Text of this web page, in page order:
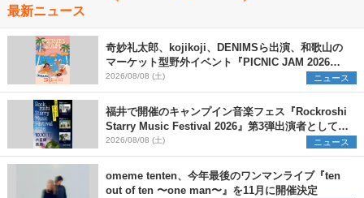
最新ニュース
奇妙礼太郎、kojikoji、DENIMSら出演、和歌山の
マーケット型野外イベント『PICNIC JAM 2026』
早割チケット発売開始
2026/08/08 (土) ニュース
福井で開催のキャンプイン音楽フェス『Rockroshi
Starry Music Festival 2026』第3弾出演者として
SCOOBIE DO、かりゆし58、Reiを発表
2026/08/08 (土) ニュース
omeme tenten、今年最後のワンマンライブ『ten
out of ten 〜one man〜』を11月に開催決定